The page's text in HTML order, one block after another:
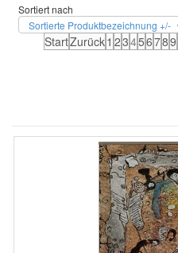
Sortiert nach
Sortierte Produktbezeichnung +/-
StartZurück1 23456789